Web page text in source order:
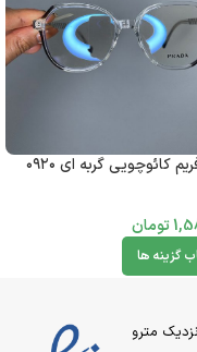
کائوچویی گربه ای ۰۹۲۰
تومان
گزینه ها
مترو